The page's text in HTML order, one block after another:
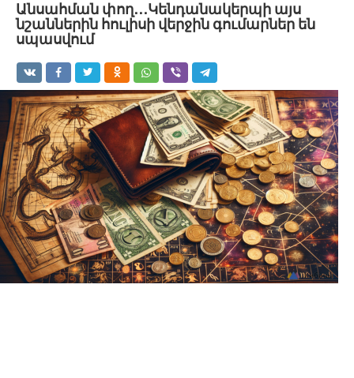
Անսահման փող․․․Կենդանակերպի այս
նշաններին հուլիսի վերջին գումարներ են
սպասվում